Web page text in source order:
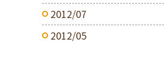
2012/07
2012/05